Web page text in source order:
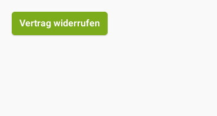
Vertrag widerrufen